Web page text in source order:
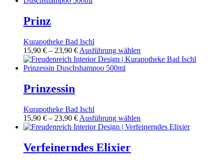
Prinz
Kurapotheke Bad Ischl
15,90 € – 23,90 €Preisspanne:
15,90 €
bis
Ausführung wählen
Produkt
können
auf
Prinzessin
Kurapotheke Bad Ischl
15,90 € – 23,90 €Preisspanne:
15,90 €
23,90 €
Ausführung wählen
Produkt
Verfeinerndes Elixier